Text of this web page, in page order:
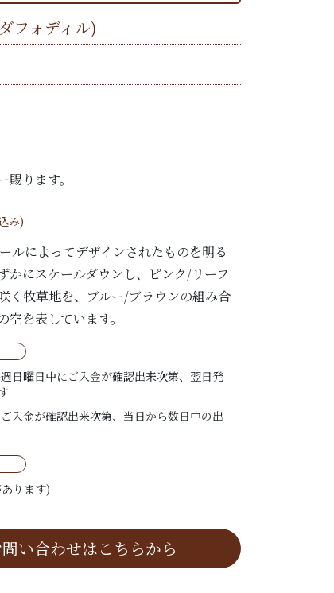
フォディル)
ります。
み)
ルによってデザインされたものを明る
かにスケールダウンし、ピンク/リーフ
く牧草地を、ブルー/ブラウンの組み合
を表しています。
日曜日中にご入金が確認出来次第、翌日発
入金が確認出来次第、当日から数日中の出
ります)
い合わせはこちらから